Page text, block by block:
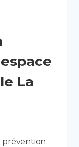
La
prévention